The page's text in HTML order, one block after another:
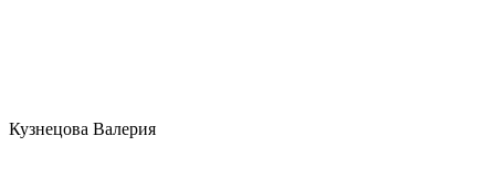
Кузнецова Валерия